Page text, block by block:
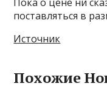
поставляться в
Источник
Похожие